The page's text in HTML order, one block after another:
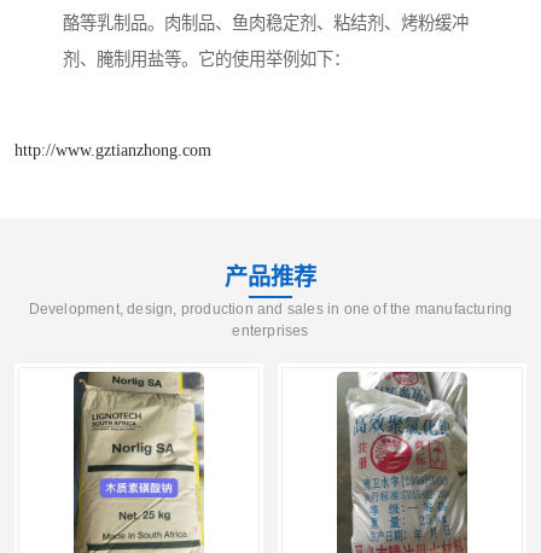
酪等乳制品。肉制品、鱼肉稳定剂、粘结剂、烤粉缓冲
剂、腌制用盐等。它的使用举例如下：
http://www.gztianzhong.com
产品推荐
Development, design, production and sales in one of the manufacturing
enterprises